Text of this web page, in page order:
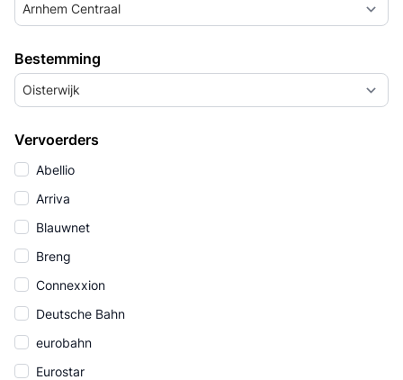
Arnhem Centraal
Bestemming
Oisterwijk
Vervoerders
Abellio
Arriva
Blauwnet
Breng
Connexxion
Deutsche Bahn
eurobahn
Eurostar